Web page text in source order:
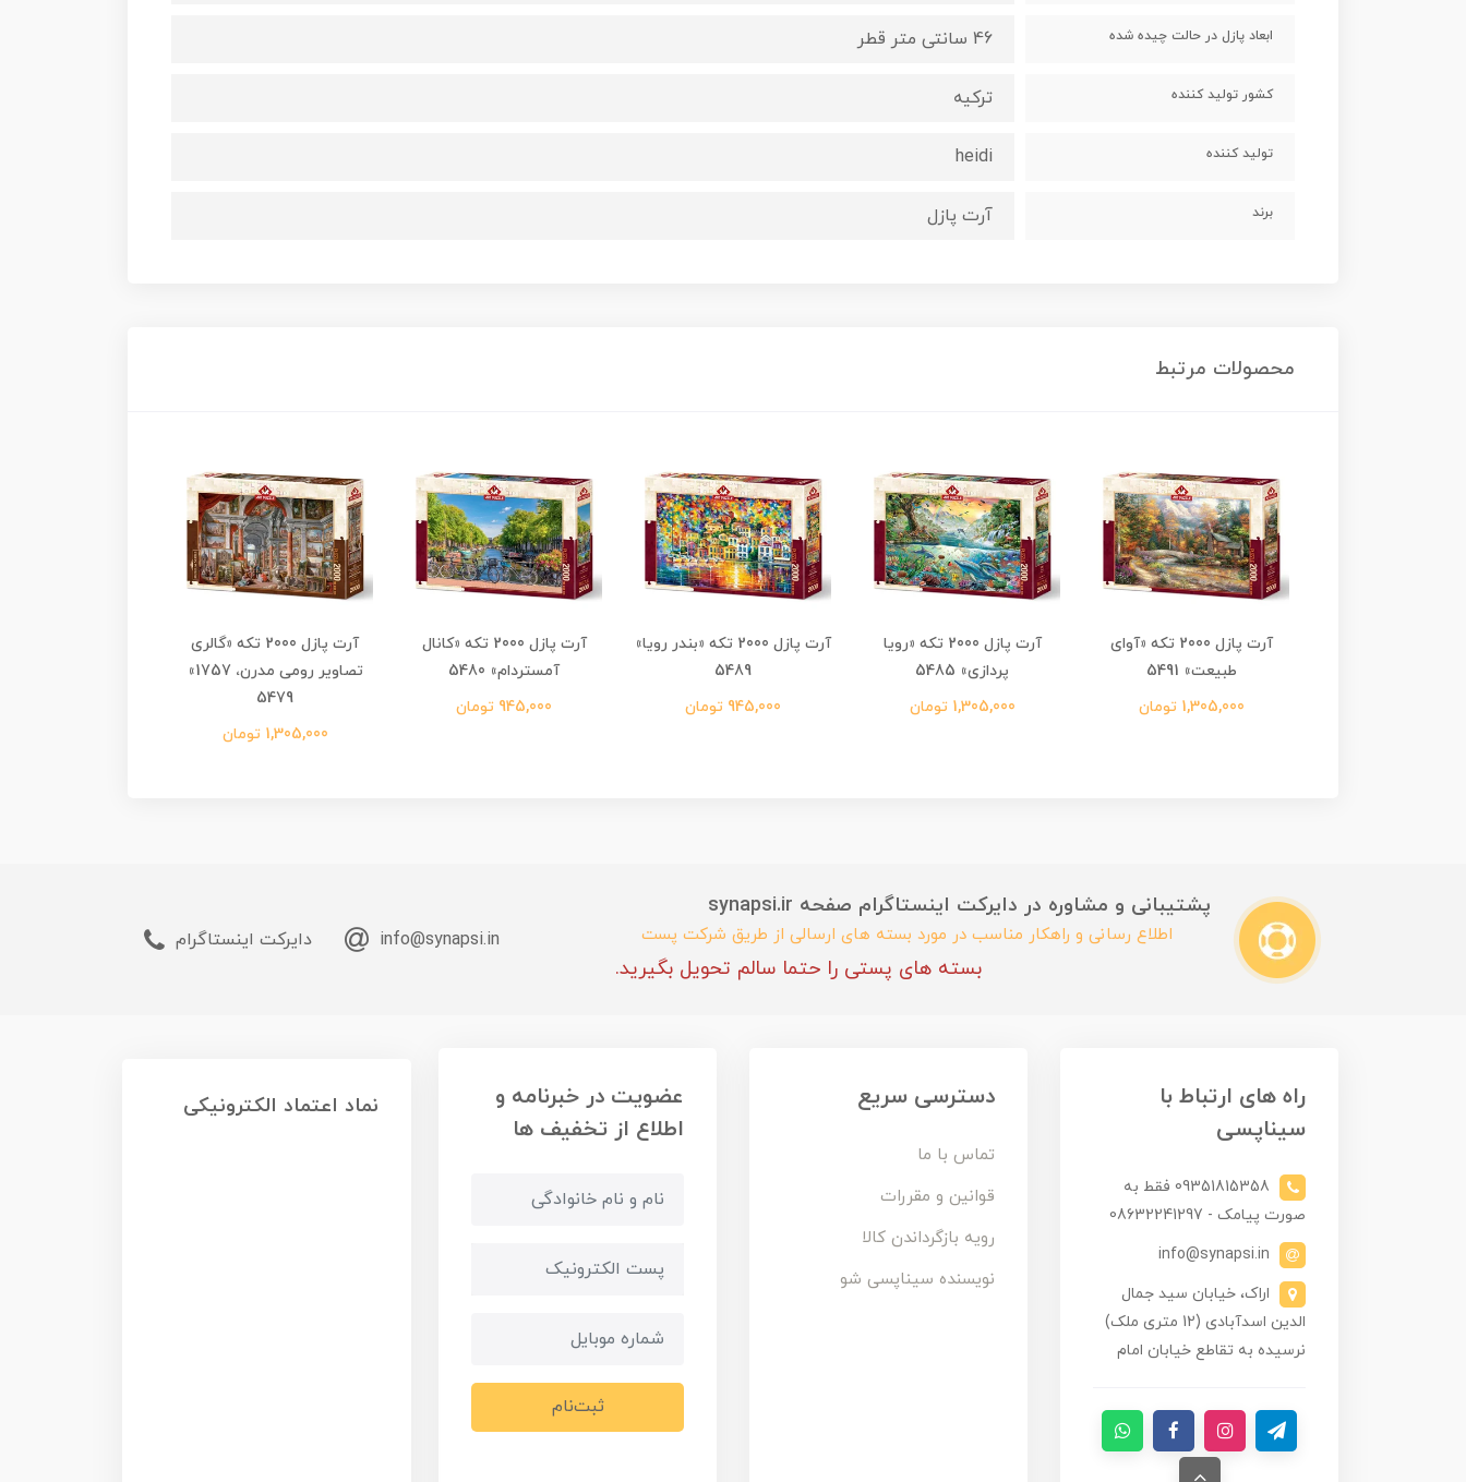
ابعاد پازل در حالت چیده شده 46 سانتی متر قطر
کشور تولید کننده ترکیه
تولید کننده heidi
برند آرت پازل
محصولات مرتبط
آرت پازل 2000 تکه «آوای
طبیعت» 5491
1,305,000 تومان
آرت پازل 2000 تکه «رویا
پردازی» 5485
1,305,000 تومان
آرت پازل 2000 تکه «بندر رویا»
5489
945,000 تومان
آرت پازل 2000 تکه «کانال
آمستردام» 5480
945,000 تومان
آرت پازل 2000 تکه «گالری
تصاویر رومی مدرن، 1757»
5479
1,305,000 تومان
پشتیبانی و مشاوره در دایرکت اینستاگرام صفحه synapsi.ir
اطلاع رسانی و راهکار مناسب در مورد بسته های ارسالی از طریق شرکت پست
بسته های پستی را حتما سالم تحویل بگیرید.
info@synapsi.in دایرکت اینستاگرام
راه های ارتباط با
سیناپسی
09351815358 فقط به
صورت پیامک - 08632241297
info@synapsi.in
اراک، خیابان سید جمال
الدین اسدآبادی (12 متری ملک)
نرسیده به تقاطع خیابان امام
دسترسی سریع
تماس با ما
قوانین و مقررات
رویه بازگرداندن کالا
نویسنده سیناپسی شو
عضویت در خبرنامه و
اطلاع از تخفیف ها
ثبت‌نام
نماد اعتماد الکترونیکی